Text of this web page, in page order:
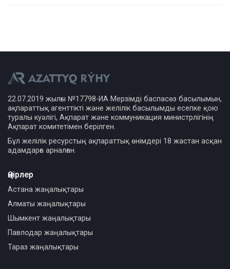
22.07.2019 жылғы №17798-ИА Мерзімді баспасөз басылымын,
ақпараттық агенттікті және желілік басылымды есепке қою
туралы куәлігі, Ақпарат және коммуникация министрлігінің
Ақпарат комитетімен берілген.
Бұл желілік ресурстың ақпараттық өнімдері 18 жастан асқан
адамдарға арналған.
Өңірлер
Астана жаңалықтары
Алматы жаңалықтары
Шымкент жаңалықтары
Павлодар жаңалықтары
Тараз жаңалықтары